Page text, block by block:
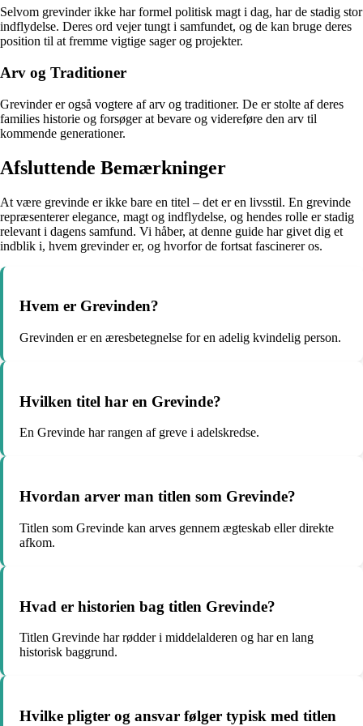
Selvom grevinder ikke har formel politisk magt i dag, har de stadig stor
indflydelse. Deres ord vejer tungt i samfundet, og de kan bruge deres
position til at fremme vigtige sager og projekter.
Arv og Traditioner
Grevinder er også vogtere af arv og traditioner. De er stolte af deres
families historie og forsøger at bevare og videreføre den arv til
kommende generationer.
Afsluttende Bemærkninger
At være grevinde er ikke bare en titel – det er en livsstil. En grevinde
repræsenterer elegance, magt og indflydelse, og hendes rolle er stadig
relevant i dagens samfund. Vi håber, at denne guide har givet dig et
indblik i, hvem grevinder er, og hvorfor de fortsat fascinerer os.
Hvem er Grevinden?
Grevinden er en æresbetegnelse for en adelig kvindelig person.
Hvilken titel har en Grevinde?
En Grevinde har rangen af greve i adelskredse.
Hvordan arver man titlen som Grevinde?
Titlen som Grevinde kan arves gennem ægteskab eller direkte
afkom.
Hvad er historien bag titlen Grevinde?
Titlen Grevinde har rødder i middelalderen og har en lang
historisk baggrund.
Hvilke pligter og ansvar følger typisk med titlen